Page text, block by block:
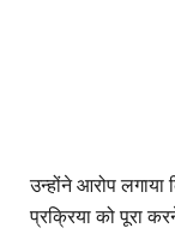
उन्होंने आरोप
प्रक्रिया को पूरा